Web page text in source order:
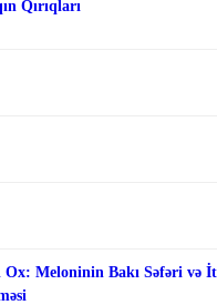
Qırıqları
Ox: Meloninin Bakı Səfəri və